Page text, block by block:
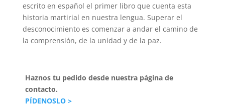
escrito en español el primer libro que cuenta esta
historia martirial en nuestra lengua. Superar el
desconocimiento es comenzar a andar el camino de
la comprensión, de la unidad y de la paz.
Haznos tu pedido desde nuestra página de
contacto.
PÍDENOSLO >